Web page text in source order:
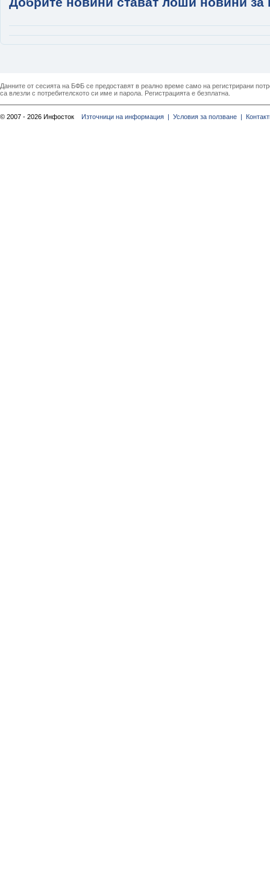
Данните от сесията на БФБ се предоставят в реално време само на регистрирани
са влезли с потребителското си име и парола. Регистрацията е безплатна.
© 2007 - 2026 Инфосток Източници на информация | Условия за ползване |